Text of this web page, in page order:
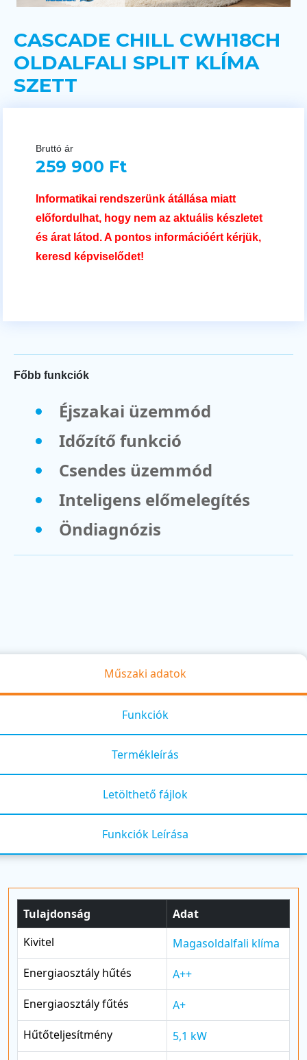
CASCADE CHILL CWH18CH
OLDALFALI SPLIT KLÍMA
SZETT
Bruttó ár
259 900 Ft
Informatikai rendszerünk átállása miatt
előfordulhat, hogy nem az aktuális készletet
és árat látod. A pontos információért kérjük,
keresd képviselődet!
Főbb funkciók
Éjszakai üzemmód
Időzítő funkció
Csendes üzemmód
Inteligens előmelegítés
Öndiagnózis
Műszaki adatok
Funkciók
Termékleírás
Letölthető fájlok
Funkciók Leírása
Tulajdonság
Adat
Kivitel
Magasoldalfali klíma
Energiaosztály hűtés
A++
Energiaosztály fűtés
A+
Hűtőteljesítmény
5,1 kW